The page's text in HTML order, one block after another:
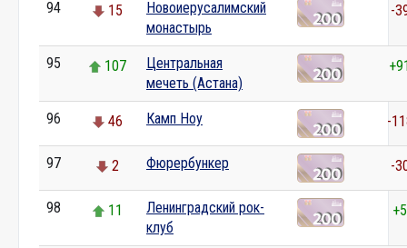
94 15
Новоиерусалимский
монастырь
-
95 107
Центральная
мечеть (Астана)
96 46 Камп Ноу -
97 2 Фюрербункер -
98 11
Ленинградский рок-
клуб
+5